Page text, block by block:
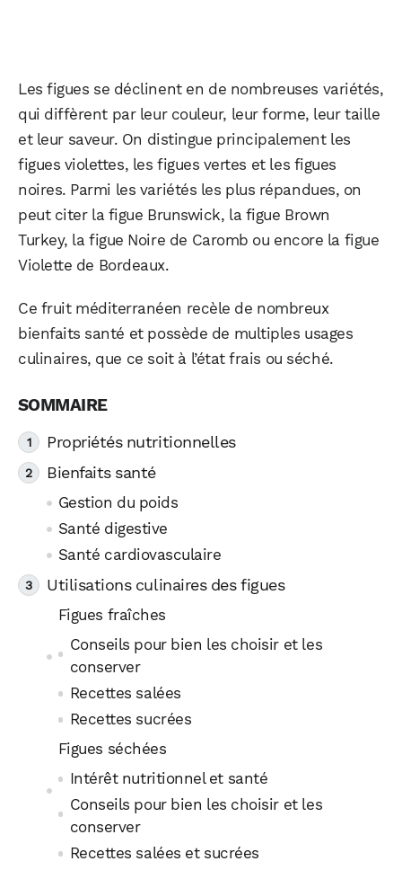
Les figues se déclinent en de nombreuses variétés,
qui diffèrent par leur couleur, leur forme, leur taille
et leur saveur. On distingue principalement les
figues violettes, les figues vertes et les figues
noires. Parmi les variétés les plus répandues, on
peut citer la figue Brunswick, la figue Brown
Turkey, la figue Noire de Caromb ou encore la figue
Violette de Bordeaux.
Ce fruit méditerranéen recèle de nombreux
bienfaits santé et possède de multiples usages
culinaires, que ce soit à l’état frais ou séché.
Propriétés nutritionnelles
Bienfaits santé
Gestion du poids
Santé digestive
Santé cardiovasculaire
Utilisations culinaires des figues
Figues fraîches
Conseils pour bien les choisir et les
conserver
Recettes salées
Recettes sucrées
Figues séchées
Intérêt nutritionnel et santé
Conseils pour bien les choisir et les
conserver
Recettes salées et sucrées